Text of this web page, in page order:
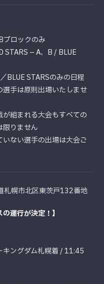
ブロックのみ
STARS – A、B / BLUE
BLUE STARSのみの日程
選手は原則出場いたしませ
組まれる大会もすべての
限りません
ない選手の出場は大会ご
幌市北区東茨戸132番地
運行が決定！】
キングダム札幌着 / 11:45